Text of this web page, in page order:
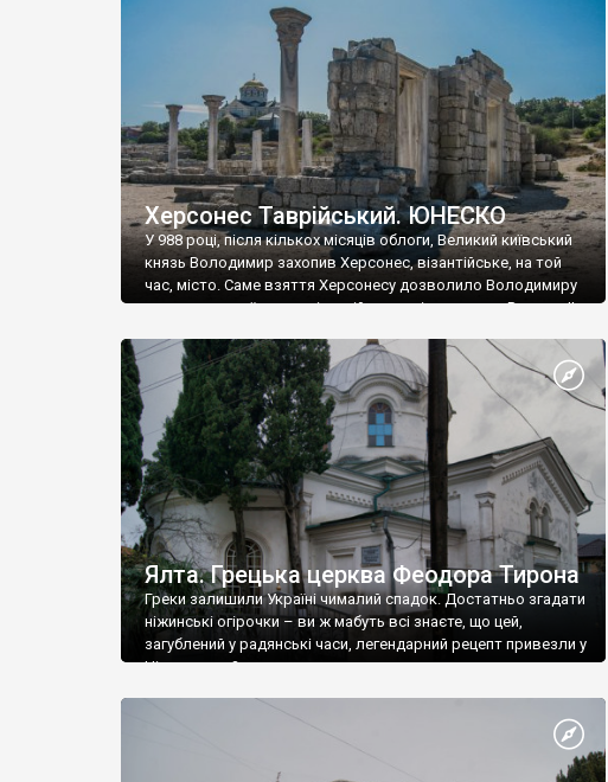
візантійської доби. Раритети викрадені з фондів об’єкту
культурної спадщини ЮНЕСКО «Херсонеса Таврійського».
Офіційно – на виставку «Золото Візантії», але експерти та
влада в Україні вважають це лише […]
Херсонес Таврійський. ЮНЕСКО
У 988 році, після кількох місяців облоги, Великий київський
князь Володимир захопив Херсонес, візантійське, на той
час, місто. Саме взяття Херсонесу дозволило Володимиру
диктувати свої умови візантійському імператору Василю ІІ,
Херсонесі Володимир-язичник, став Василем-
християнином. А потім було Хрещення Русі. На честь
Херсонесу Таврійського названо місто […]
Ялта. Грецька церква Феодора Тирона
Греки залишили Україні чималий спадок. Достатньо згадати
ніжинські огірочки – ви ж мабуть всі знаєте, що цей,
загублений у радянські часи, легендарний рецепт привезли у
Ніжин греки?